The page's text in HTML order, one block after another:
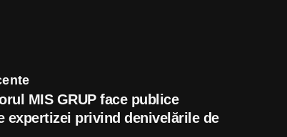
MIS GRUP face publice
expertizei privind denivelările de